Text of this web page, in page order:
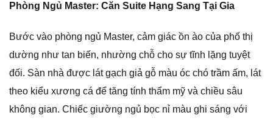
Phòng Ngủ Master: Căn Suite Hạng Sang Tại Gia
Bước vào phòng ngủ Master, cảm giác ồn ào của phố thị
dường như tan biến, nhường chỗ cho sự tĩnh lặng tuyệt
đối. Sàn nhà được lát gạch giả gỗ màu óc chó trầm ấm, lát
theo kiểu xương cá để tăng tính thẩm mỹ và chiều sâu
không gian. Chiếc giường ngủ bọc nỉ màu ghi sáng với